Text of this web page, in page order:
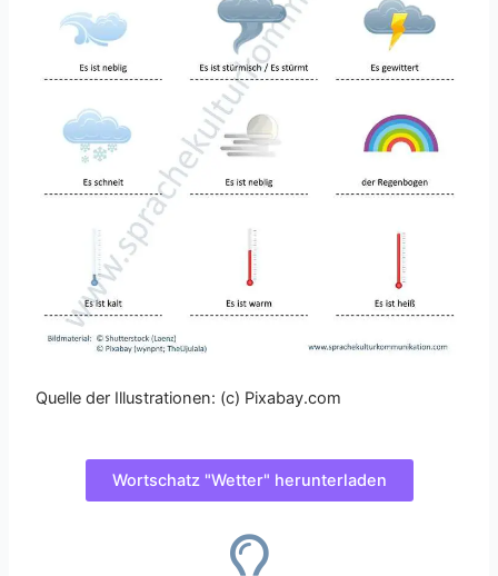
Quelle der Illustrationen: (c) Pixabay.com
Wortschatz "Wetter" herunterladen